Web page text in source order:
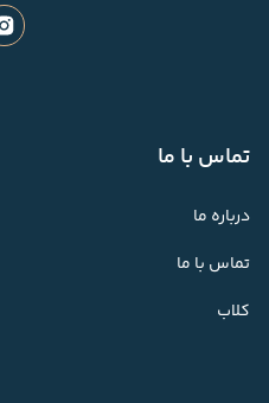
تماس با ما
درباره ما
تماس با ما
کلاب